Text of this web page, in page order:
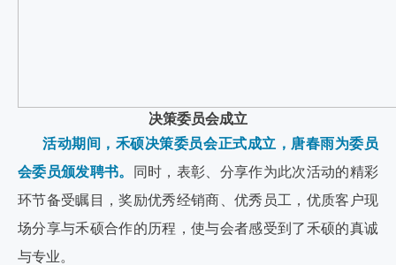
决策委员会成立
活动期间，禾硕决策委员会正式成立，唐春雨为委员
会委员颁发聘书。
同时，表彰、分享作为此次活动的精彩
环节备受瞩目，奖励优秀经销商、优秀员工，优质客户现
场分享与禾硕合作的历程，使与会者感受到了禾硕的真诚
与专业。